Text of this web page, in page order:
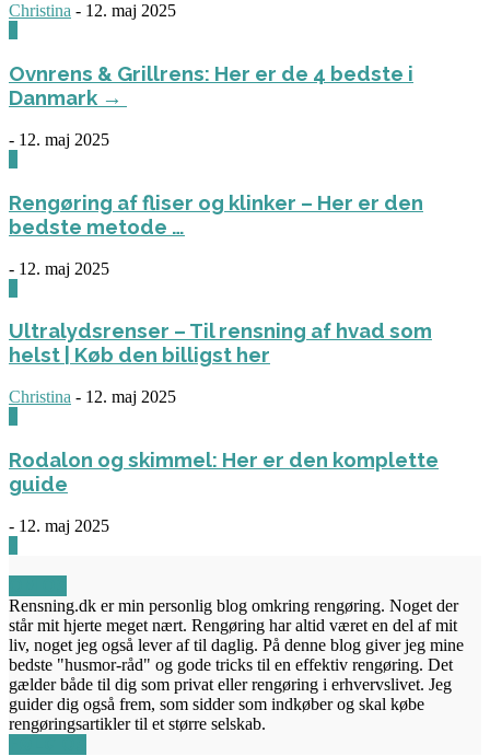
Christina - 12. maj 2025
Ovnrens & Grillrens: Her er de 4 bedste i
Danmark →
- 12. maj 2025
Rengøring af fliser og klinker – Her er den
bedste metode …
- 12. maj 2025
Ultralydsrenser – Til rensning af hvad som
helst | Køb den billigst her
Christina - 12. maj 2025
Rodalon og skimmel: Her er den komplette
guide
- 12. maj 2025
Rensning.dk er min personlig blog omkring rengøring. Noget der
står mit hjerte meget nært. Rengøring har altid været en del af mit
liv, noget jeg også lever af til daglig. På denne blog giver jeg mine
bedste "husmor-råd" og gode tricks til en effektiv rengøring. Det
gælder både til dig som privat eller rengøring i erhvervslivet. Jeg
guider dig også frem, som sidder som indkøber og skal købe
rengøringsartikler til et større selskab.